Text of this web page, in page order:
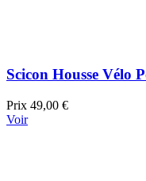
Scicon Housse Vélo
Prix 49,00 €
Voir